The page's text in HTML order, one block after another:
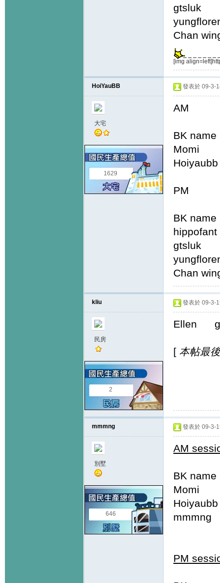
Chan
[img
HoiYauBB
大宅
1629
發表於 09-3-
AM
BK
PM
BK
Chan
kliu
民房
2
發表於 09-3-
[ 本帖最
mmmng
別墅
646
發表於 09-3-
AM
BK
PM